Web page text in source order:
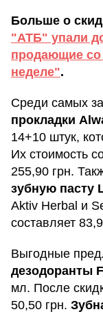
Больше о
"АТБ" упали
продающие со
неделе".
Среди самых
прокладки
14+10 штук,
Их стоимость
255,90 грн.
зубную пасту
Aktiv Herbal и
составляет
Выгодные
дезодоранты
мл. После
50,50 грн.